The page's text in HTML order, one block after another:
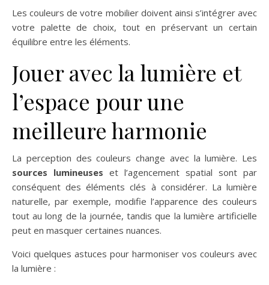
Les couleurs de votre mobilier doivent ainsi s’intégrer avec
votre palette de choix, tout en préservant un certain
équilibre entre les éléments.
Jouer avec la lumière et
l’espace pour une
meilleure harmonie
La perception des couleurs change avec la lumière. Les
sources lumineuses et l’agencement spatial sont par
conséquent des éléments clés à considérer. La lumière
naturelle, par exemple, modifie l’apparence des couleurs
tout au long de la journée, tandis que la lumière artificielle
peut en masquer certaines nuances.
Voici quelques astuces pour harmoniser vos couleurs avec
la lumière :